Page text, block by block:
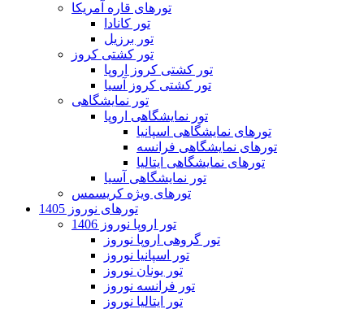
تورهای قاره آمریکا
تور کانادا
تور برزیل
تور کشتی کروز
تور کشتی کروز اروپا
تور کشتی کروز آسیا
تور نمایشگاهی
تور نمایشگاهی اروپا
تورهای نمایشگاهی اسپانیا
تورهای نمایشگاهی فرانسه
تورهای نمایشگاهی ایتالیا
تور نمایشگاهی آسیا
تورهای ویژه کریسمس
تورهای نوروز 1405
تور اروپا نوروز 1406
تور گروهی اروپا نوروز
تور اسپانیا نوروز
تور یونان نوروز
تور فرانسه نوروز
تور ایتالیا نوروز